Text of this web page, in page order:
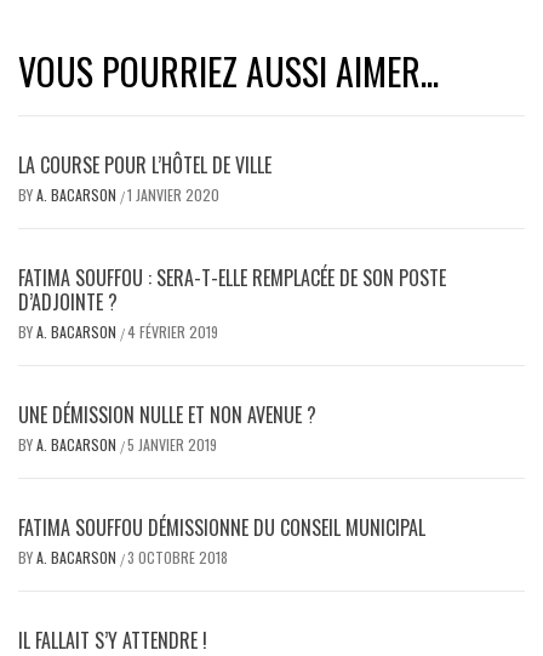
VOUS POURRIEZ AUSSI AIMER...
LA COURSE POUR L’HÔTEL DE VILLE
BYA. BACARSON /1 JANVIER 2020
FATIMA SOUFFOU : SERA-T-ELLE REMPLACÉE DE SON POSTE
D’ADJOINTE ?
BYA. BACARSON /4 FÉVRIER 2019
UNE DÉMISSION NULLE ET NON AVENUE ?
BYA. BACARSON /5 JANVIER 2019
FATIMA SOUFFOU DÉMISSIONNE DU CONSEIL MUNICIPAL
BYA. BACARSON /3 OCTOBRE 2018
IL FALLAIT S’Y ATTENDRE !